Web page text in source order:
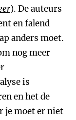
). De auteurs
en falend
anders moet.
nog meer
is
en het de
je moet er niet